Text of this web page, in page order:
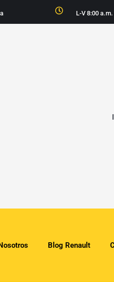
L-V 8:00
Blog Renault